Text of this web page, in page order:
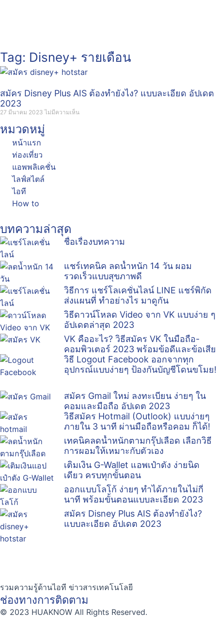
Tag: Disney+ รายเดือน
สมัคร Disney Plus AIS ต้องทำยังไง? แบบละเอียด อัปเดต
2023
27 มีนาคม 2023ไม่มีความเห็น
หมวดหมู่
หน้าแรก
ท่องเที่ยว
แอพพลิเคชั่น
ไลฟ์สไตล์
ไอที
How to
บทความล่าสุด
ชื่อเรื่องบทความ
แชร์เทคนิค ลดน้ำหนัก 14 วัน ผอม
รวดเร็วแบบสุขภาพดี
วิธีการ แชร์โลเคชั่นไลน์ LINE แชร์พิกัด
ส่งแผนที่ ทำอย่างไร มาดูกัน
วิธีดาวน์โหลด Video จาก VK แบบง่าย ๆ
อัปเดตล่าสุด 2023
VK คืออะไร? วิธีสมัคร VK ในมือถือ-
คอมพิวเตอร์ 2023 พร้อมข้อดีและข้อเสีย
วิธี Logout Facebook ออกจากทุก
อุปกรณ์แบบง่ายๆ ป้องกันบัญชีโดนขโมย!
สมัคร Gmail ใหม่ ลงทะเบียน ง่ายๆ ใน
คอมและมือถือ อัปเดต 2023
วิธีสมัคร Hotmail (Outlook) แบบง่ายๆ
ภายใน 3 นาที ผ่านมือถือหรือคอม ก็ได้!
เทคนิคลดน้ำหนักตามกรุ๊ปเลือด เลือกวิธี
การผอมให้เหมาะกับตัวเอง
เติมเงิน G-Wallet แอพเป๋าตัง ง่ายนิด
เดียว ครบทุกขั้นตอน
ออกแบบโลโก้ ง่ายๆ ทำได้ภายในไม่กี่
นาที พร้อมขั้นตอนแบบละเอียด 2023
สมัคร Disney Plus AIS ต้องทำยังไง?
แบบละเอียด อัปเดต 2023
รวมความรู้ด้านไอที ข่าวสารเทคโนโลยี
ช่องทางการติดตาม
© 2023 HUAKNOW All Rights Reserved.